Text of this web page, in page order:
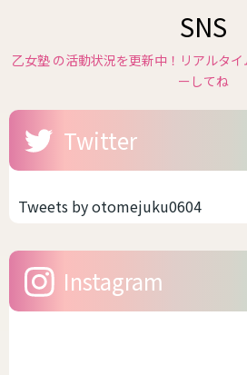
身長・プラスサイズのトラン
スジェンダー女性におススメ
できるファッションブランド
ど紹介致します。 ぜひ参考に
してみてください
高身
長・プラスサイズのトランス
ョンブランド Nissen - SMILE
LAND（ニッセン スマイルラ
門ブランドです • ...
悩みが
いフ
体型を
長いの
SNS
乙女塾 の活動状況を更新中！リアルタ
ーしてね
Twitter
Tweets by otomejuku0604
Instagram